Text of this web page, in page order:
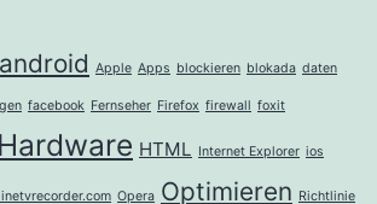
android Apple Apps blockieren blokada daten
facebook Fernseher Firefox firewall foxit
Hardware HTML Internet Explorer ios
Opera Optimieren Richtlinie